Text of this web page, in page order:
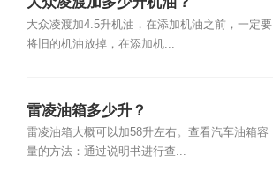
大众凌渡加4.5升机油，在添加机油之前，一定要
将旧的机油放掉，在添加机...
雷凌油箱多少升？
雷凌油箱大概可以加58升左右。查看汽车油箱容
量的方法：通过说明书进行查...